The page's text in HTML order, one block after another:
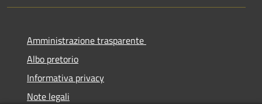
Amministrazione trasparente
Albo pretorio
Informativa privacy
Note legali